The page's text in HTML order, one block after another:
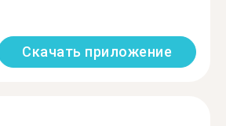
Скачать приложение